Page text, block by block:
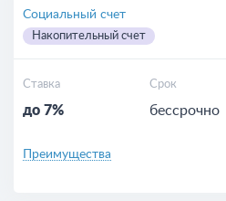
Социальный счет
Накопительный счет
Ставка
до 7%
Срок
бессрочно
Преимущества